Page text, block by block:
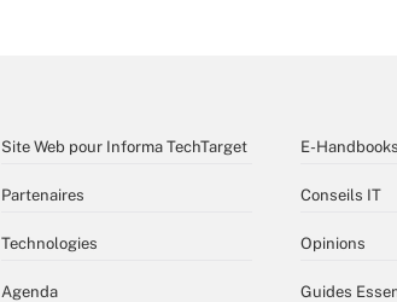
Site Web pour Informa TechTarget
Partenaires
Technologies
Agenda
E-Handbooks
Conseils IT
Opinions
Guides